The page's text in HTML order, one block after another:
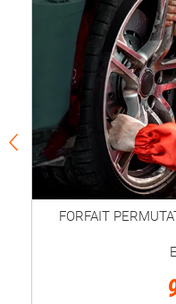
FORFAIT